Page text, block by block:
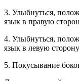
3. Улыбнуться,
язык в правую
4. Улыбнуться,
язык в левую
5. Покусывание